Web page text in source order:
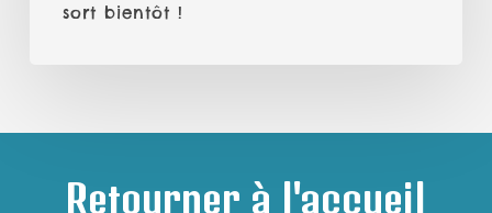
sort bientôt !
Retourner à l'accueil